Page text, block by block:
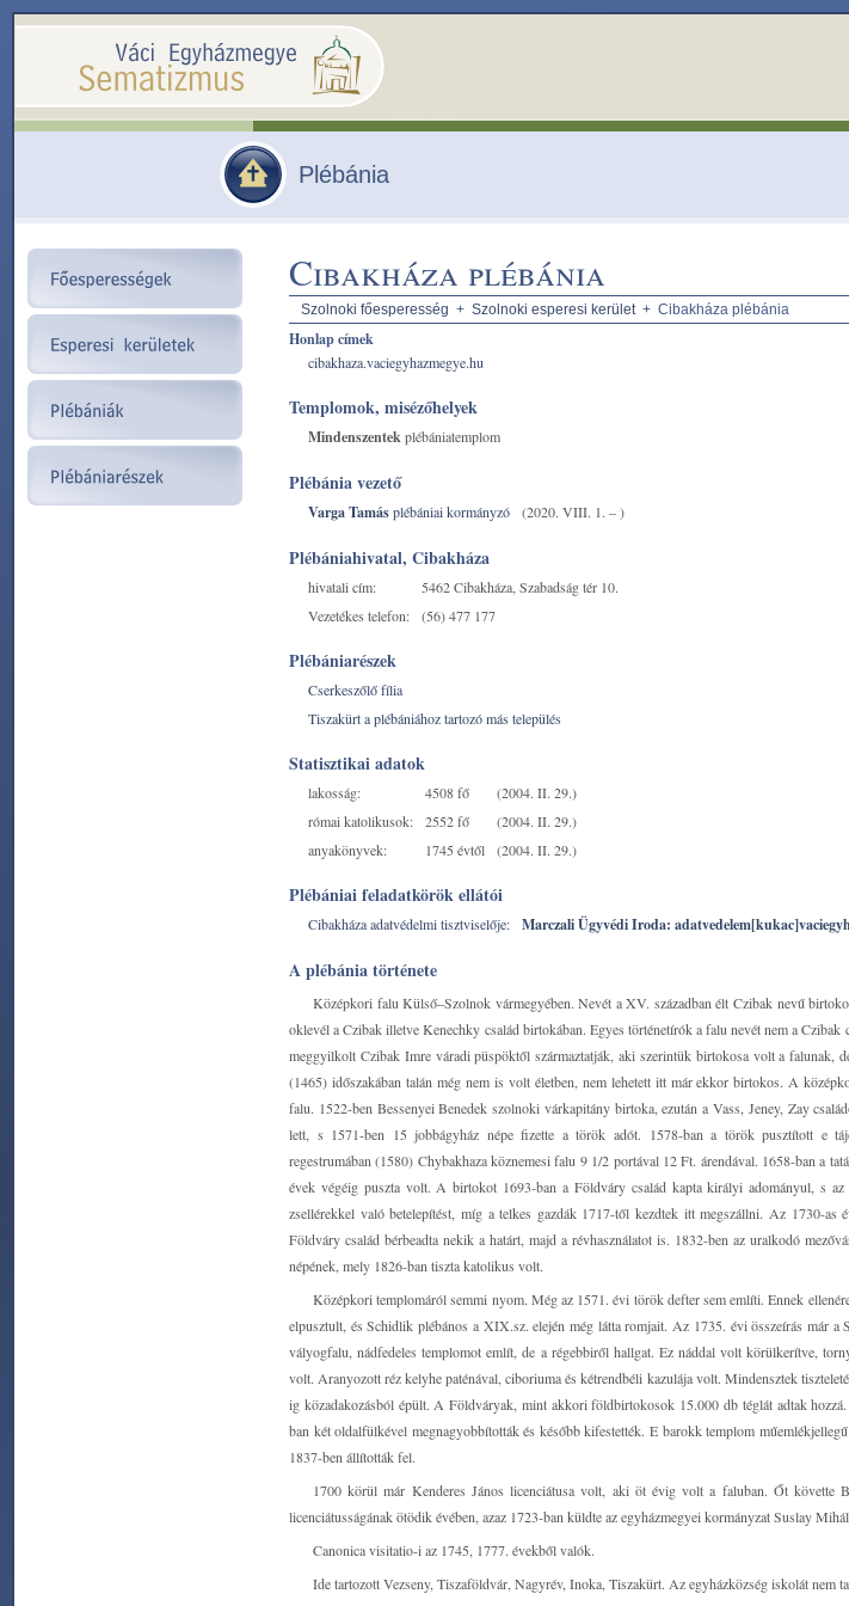
Plébánia
Cibakháza plébánia
Szolnoki főesperesség + Szolnoki esperesi kerület+ Cibakháza plébánia
Honlap címek
cibakhaza.vaciegyhazmegye.hu
Templomok, misézőhelyek
Mindenszentekplébániatemplom
Plébánia vezető
Varga Tamásplébániai kormányzó (2020. VIII. 1. – )
Plébániahivatal, Cibakháza
hivatali cím:
5462 Cibakháza, Szabadság tér 10.
Vezetékes telefon:
(56) 477 177
Plébániarészek
Cserkeszőlő fília
Tiszakürt a plébániához tartozó más település
Statisztikai adatok
lakosság: 4508 fő
(2004. II. 29.)
római katolikusok:
2552 fő
(2004. II. 29.)
anyakönyvek:
1745 évtől (2004. II. 29.)
Plébániai feladatkörök ellátói
Cibakháza adatvédelmi tisztviselője: Marczali Ügyvédi Iroda:
A plébánia története
Középkori falu Külső‒Szolnok vármegyében. Nevét a XV. században élt Czibak nevű
oklevél a Czibak illetve Kenechky család birtokában. Egyes történetírók a falu nevét nem a Czibak
meggyilkolt Czibak Imre váradi püspöktől származtatják, aki szerintük birtokosa volt a falunak,
(1465) időszakában talán még nem is volt életben, nem lehetett itt már ekkor birtokos. A
falu. 1522-ben Bessenyei Benedek szolnoki várkapitány birtoka, ezután a Vass, Jeney, Zay
lett, s 1571-ben 15 jobbágyház népe fizette a török adót. 1578-ban a török pusztított e
regestrumában (1580) Chybakhaza köznemesi falu 9 1/2 portával 12 Ft. árendával. 1658-ban a
évek végéig puszta volt. A birtokot 1693-ban a Földváry család kapta királyi adományul, s az
zsellérekkel való betelepítést, míg a telkes gazdák 1717-től kezdtek itt megszállni. Az 1730-as
Földváry család bérbeadta nekik a határt, majd a révhasználatot is. 1832-ben az uralkodó
népének, mely 1826-ban tiszta katolikus volt.
Középkori templomáról semmi nyom. Még az 1571. évi török defter sem említi. Ennek
elpusztult, és Schidlik plébános a XIX.sz. elején még látta romjait. Az 1735. évi összeírás már
vályogfalu, nádfedeles templomot említ, de a régebbiről hallgat. Ez náddal volt körülkerítve,
volt. Aranyozott réz kelyhe paténával, ciboriuma és kétrendbéli kazulája volt. Mindensztek
ig közadakozásból épült. A Földváryak, mint akkori földbirtokosok 15.000 db téglát adtak
ban két oldalfülkével megnagyobbították és később kifestették. E barokk templom
1837-ben állították fel.
1700 körül már Kenderes János licenciátusa volt, aki öt évig volt a faluban. Őt
licenciátusságának ötödik évében, azaz 1723-ban küldte az egyházmegyei kormányzat Suslay
Canonica visitatio-i az 1745, 1777. évekből valók.
Ide tartozott Vezseny, Tiszaföldvár, Nagyrév, Inoka, Tiszakürt. Az egyházközség iskolát nem